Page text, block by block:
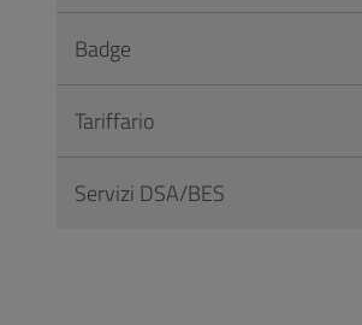
Badge
Tariffario
Servizi DSA/BES